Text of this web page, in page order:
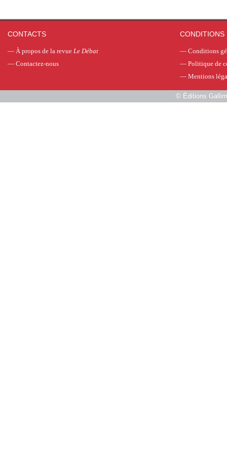
CONTACTS
— À propos de la revue Le Débat
— Contactez-nous
CONDITIONS
— Conditions
— Politique de
— Mentions
© Éditions